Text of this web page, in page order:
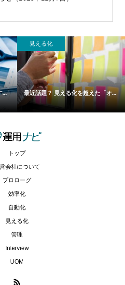
...
見える化
最近話題？ 見える化を超えた「オ...
トップ
会社について
プロローグ
効率化
自動化
見える化
管理
Interview
UOM